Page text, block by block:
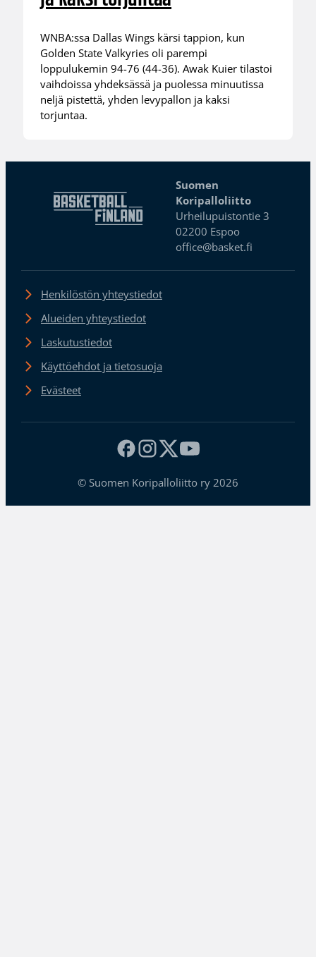
WNBA:ssa Dallas Wings kärsi tappion, kun
Golden State Valkyries oli parempi
loppulukemin 94-76 (44-36). Awak Kuier tilastoi
vaihdoissa yhdeksässä ja puolessa minuutissa
neljä pistettä, yhden levypallon ja kaksi
torjuntaa.
Suomen
Koripalloliitto
Urheilupuistontie 3
02200 Espoo
office@basket.fi
Henkilöstön yhteystiedot
Alueiden yhteystiedot
Laskutustiedot
Käyttöehdot ja tietosuoja
Evästeet
© Suomen Koripalloliitto ry 2026